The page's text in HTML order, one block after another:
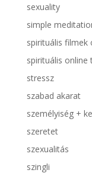
sexuality
simple
spirituális filmek
spirituális online
stressz
szabad akarat
személyiség +
szeretet
szexualitás
szingli